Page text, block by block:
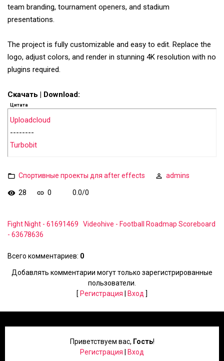
team branding, tournament openers, and stadium
presentations.
The project is fully customizable and easy to edit. Replace the
logo, adjust colors, and render in stunning 4K resolution with no
plugins required.
Скачать | Download:
Цитата
Uploadcloud
--------
Turbobit
Спортивные проекты для after effects admins
28 0 0.0/0
Fight Night - 61691469
Videohive - Football Roadmap Scoreboard
- 63678636
Всего комментариев: 0
Добавлять комментарии могут только зарегистрированные
пользователи.
[ Регистрация Вход ]
Приветствуем вас, Гость!
Регистрация
Вход